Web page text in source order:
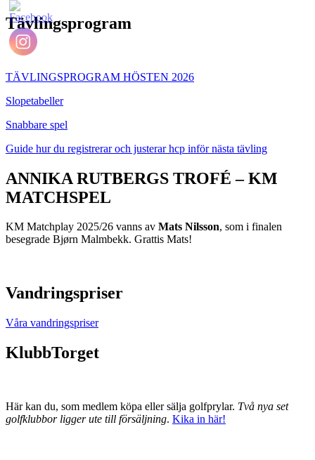
Tävlingsprogram
TÄVLINGSPROGRAM HÖSTEN 2026
Slopetabeller
Snabbare spel
Guide hur du registrerar och justerar hcp inför nästa tävling
ANNIKA RUTBERGS TROFÉ – KM
MATCHSPEL
KM Matchplay 2025/26 vanns av Mats Nilsson, som i finalen
besegrade Bjørn Malmbekk. Grattis Mats!
Vandringspriser
Våra vandringspriser
KlubbTorget
Här kan du, som medlem köpa eller sälja golfprylar. Två nya set
golfklubbor ligger ute till försäljning. Kika in här!